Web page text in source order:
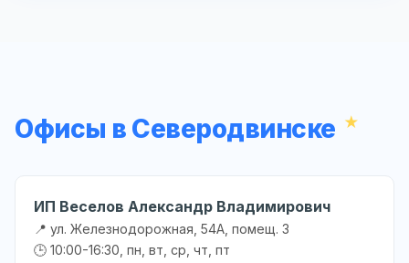
Офисы в Северодвинске
ИП Веселов Александр Владимирович
📍 ул. Железнодорожная, 54А, помещ. 3
🕒 10:00-16:30, пн, вт, ср, чт, пт